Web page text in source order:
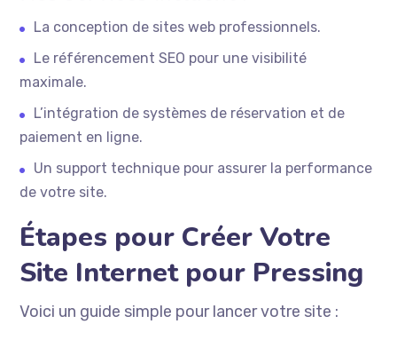
La conception de sites web professionnels.
Le référencement SEO pour une visibilité
maximale.
L’intégration de systèmes de réservation et de
paiement en ligne.
Un support technique pour assurer la performance
de votre site.
Étapes pour Créer Votre
Site Internet pour Pressing
Voici un guide simple pour lancer votre site :